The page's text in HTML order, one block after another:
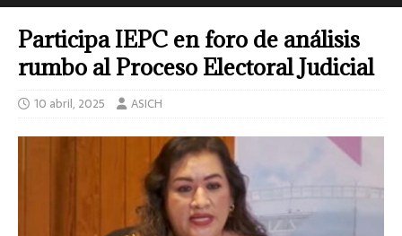
Participa IEPC en foro de análisis
rumbo al Proceso Electoral Judicial
10 abril, 2025 ASICH